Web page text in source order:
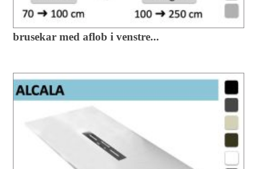
brusekar med aflob i venstre...